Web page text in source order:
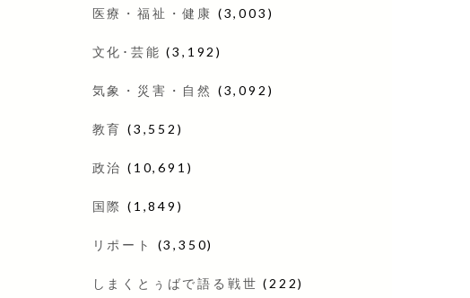
医療・福祉・健康 (3,003)
文化･芸能 (3,192)
気象・災害・自然 (3,092)
教育 (3,552)
政治 (10,691)
国際 (1,849)
リポート (3,350)
しまくとぅばで語る戦世 (222)